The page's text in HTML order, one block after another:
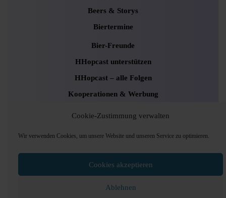
Cookie-Zustimmung verwalten
Wir verwenden Cookies, um unsere Website und unseren Service zu optimieren.
Cookies akzeptieren
Ablehnen
Beers & Storys
Biertermine
Bier-Freunde
HHopcast unterstützen
HHopcast – alle Folgen
Kooperationen & Werbung
Podcaster Radio WordPress Theme
Pods Hamburg © 2024, Foto: Andrea Lang